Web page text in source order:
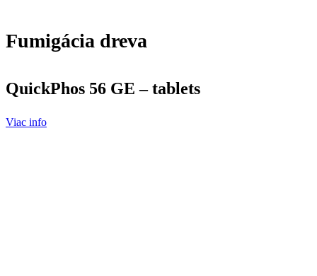
Fumigácia dreva
QuickPhos 56 GE – tablets
Viac info